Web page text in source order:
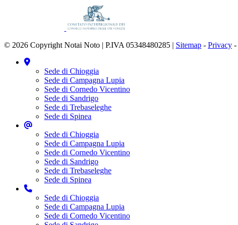
© 2026 Copyright Notai Noto | P.IVA 05348480285 | Sitemap - Privacy -
Sede di Chioggia
Sede di Campagna Lupia
Sede di Cornedo Vicentino
Sede di Sandrigo
Sede di Trebaseleghe
Sede di Spinea
Sede di Chioggia
Sede di Campagna Lupia
Sede di Cornedo Vicentino
Sede di Sandrigo
Sede di Trebaseleghe
Sede di Spinea
Sede di Chioggia
Sede di Campagna Lupia
Sede di Cornedo Vicentino